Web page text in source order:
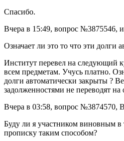
Спасибо.
Вчера в 15:49, вопрос №3875546,
Означает ли это то что эти долги
Институт перевел на следующий
всем предметам. Учусь платно.
долги автоматически закрыты ?
задолженностями не переводят
Вчера в 03:58, вопрос №3874570,
Буду ли я участником виновным в
прописку таким способом?